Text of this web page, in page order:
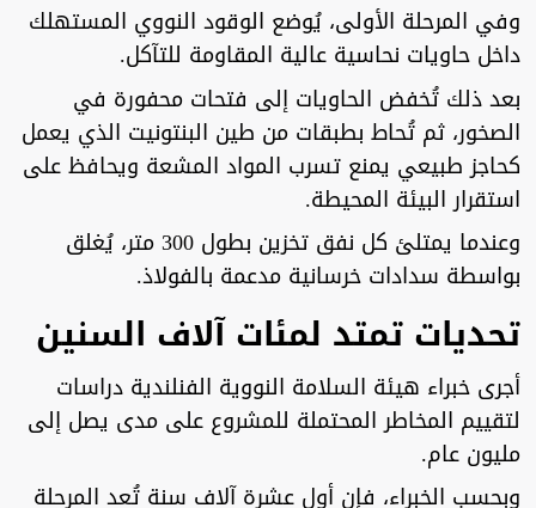
وفي المرحلة الأولى، يُوضع الوقود النووي المستهلك
داخل حاويات نحاسية عالية المقاومة للتآكل.
بعد ذلك تُخفض الحاويات إلى فتحات محفورة في
الصخور، ثم تُحاط بطبقات من طين البنتونيت الذي يعمل
كحاجز طبيعي يمنع تسرب المواد المشعة ويحافظ على
استقرار البيئة المحيطة.
وعندما يمتلئ كل نفق تخزين بطول 300 متر، يُغلق
بواسطة سدادات خرسانية مدعمة بالفولاذ.
تحديات تمتد لمئات آلاف السنين
أجرى خبراء هيئة السلامة النووية الفنلندية دراسات
لتقييم المخاطر المحتملة للمشروع على مدى يصل إلى
مليون عام.
وبحسب الخبراء، فإن أول عشرة آلاف سنة تُعد المرحلة